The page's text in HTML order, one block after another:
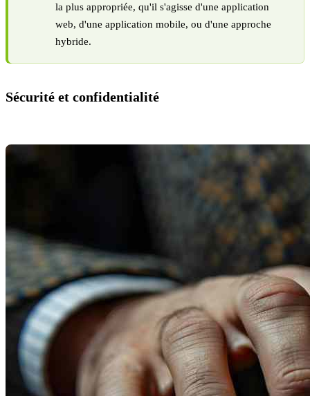
la plus appropriée, qu'il s'agisse d'une application
web, d'une application mobile, ou d'une approche
hybride.
Sécurité et confidentialité